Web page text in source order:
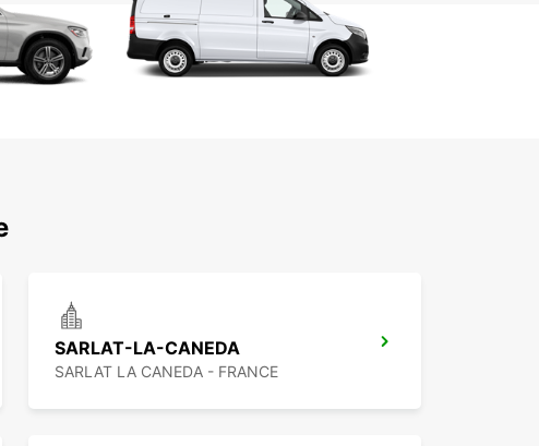
assistenza clienti dedicata
Noleggi a breve, medio e lungo termine
Possibilità di noleggio one-way
SARLAT-LA-CANEDA
SARLAT LA CANEDA - FRANCE